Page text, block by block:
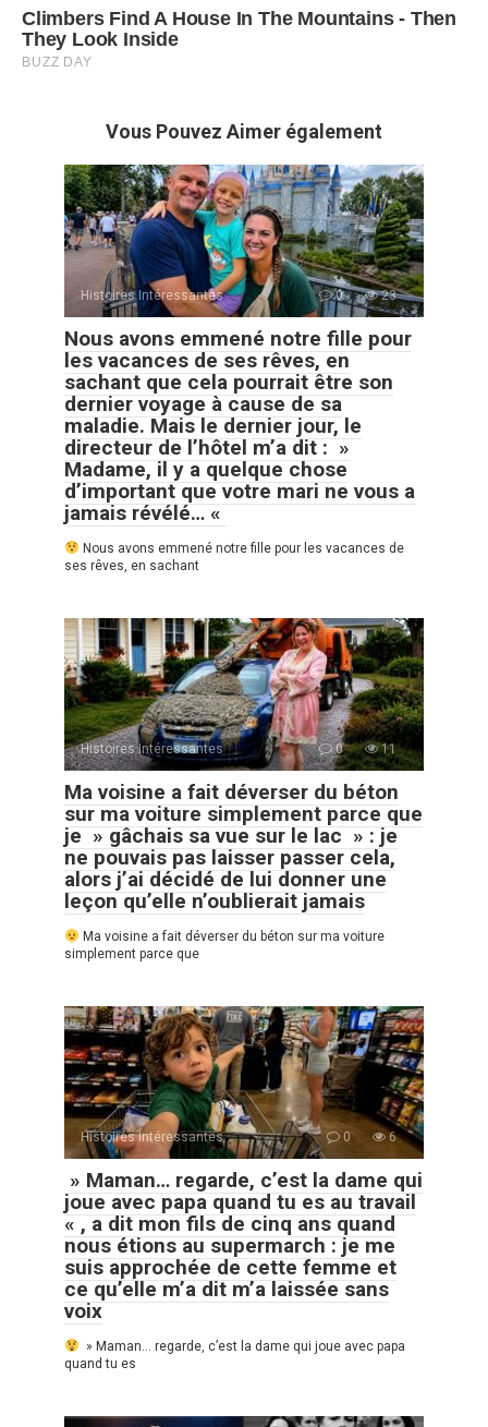
Vous Pouvez Aimer également
Histoires Intéressantes 0 23
Nous avons emmené notre fille pour
les vacances de ses rêves, en
sachant que cela pourrait être son
dernier voyage à cause de sa
maladie. Mais le dernier jour, le
directeur de l’hôtel m’a dit : »
Madame, il y a quelque chose
d’important que votre mari ne vous a
jamais révélé… «
Nous avons emmené notre fille pour les vacances de
ses rêves, en sachant
Histoires Intéressantes 0 11
Ma voisine a fait déverser du béton
sur ma voiture simplement parce que
je » gâchais sa vue sur le lac » : je
ne pouvais pas laisser passer cela,
alors j’ai décidé de lui donner une
leçon qu’elle n’oublierait jamais
Ma voisine a fait déverser du béton sur ma voiture
simplement parce que
Histoires Intéressantes 0 6
» Maman… regarde, c’est la dame qui
joue avec papa quand tu es au travail
« , a dit mon fils de cinq ans quand
nous étions au supermarch : je me
suis approchée de cette femme et
ce qu’elle m’a dit m’a laissée sans
voix
» Maman… regarde, c’est la dame qui joue avec papa
quand tu es